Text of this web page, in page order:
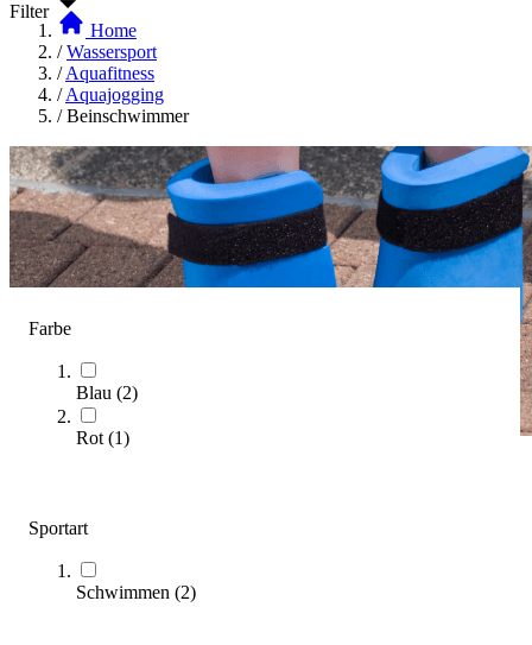
Filter
Farbe
Blau (2)
Rot (1)
Sportart
Schwimmen (2)
Home
/ Wassersport
/ Aquafitness
/ Aquajogging
/ Beinschwimmer
Artikel)
Unser Kaufratgeber zu Beinschwimmern bietet Ihnen einen